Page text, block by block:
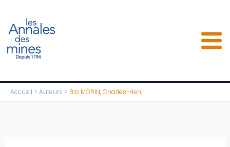
contenu
Accueil Auteurs Bio MORIN, Charles-Henri